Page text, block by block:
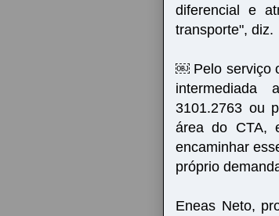
diferencial e
transporte", diz.
￼ Pelo serviço
intermediada
3101.2763 ou
área do CTA,
encaminhar
próprio
Eneas Neto,